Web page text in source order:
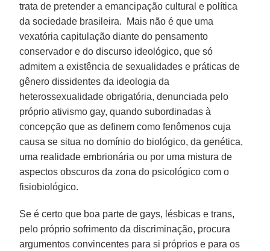
trata de pretender a emancipação cultural e política
da sociedade brasileira. Mais não é que uma
vexatória capitulação diante do pensamento
conservador e do discurso ideológico, que só
admitem a existência de sexualidades e práticas de
gênero dissidentes da ideologia da
heterossexualidade obrigatória, denunciada pelo
próprio ativismo gay, quando subordinadas à
concepção que as definem como fenômenos cuja
causa se situa no domínio do biológico, da genética,
uma realidade embrionária ou por uma mistura de
aspectos obscuros da zona do psicológico com o
fisiobiológico.
Se é certo que boa parte de gays, lésbicas e trans,
pelo próprio sofrimento da discriminação, procura
argumentos convincentes para si próprios e para os